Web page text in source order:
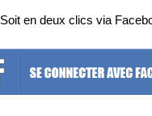
Soit en deux clics via